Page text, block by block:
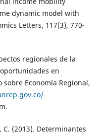
dynamic model with
Letters, 117(3), 770-
regionales de la
en
Economía Regional,
C. (2013). Determinantes